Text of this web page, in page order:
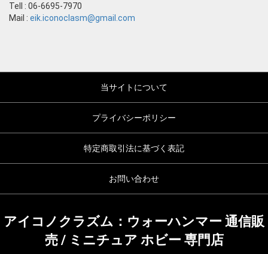
Tell : 06-6695-7970
Mail : eik.iconoclasm@gmail.com
当サイトについて
プライバシーポリシー
特定商取引法に基づく表記
お問い合わせ
アイコノクラズム：ウォーハンマー 通信販
売 / ミニチュア ホビー 専門店